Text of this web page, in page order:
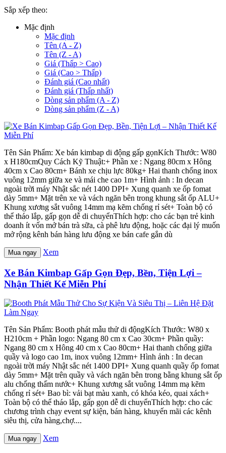
Sắp xếp theo:
Mặc định
Mặc định
Tên (A - Z)
Tên (Z - A)
Giá (Thấp > Cao)
Giá (Cao > Thấp)
Đánh giá (Cao nhất)
Đánh giá (Thấp nhất)
Dòng sản phẩm (A - Z)
Dòng sản phẩm (Z - A)
Tên Sản Phẩm: Xe bán kimbap di động gấp gọnKích Thước: W80
x H180cmQuy Cách Kỹ Thuật:+ Phần xe : Ngang 80cm x Hông
40cm x Cao 80cm+ Bánh xe chịu lực 80kg+ Hai thanh chống inox
vuông 12mm giữa xe và mái che cao 1m+ Hình ảnh : In decan
ngoài trời máy Nhật sắc nét 1400 DPI+ Xung quanh xe ốp fomat
dày 5mm+ Mặt trên xe và vách ngăn bên trong khung sắt ốp ALU+
Khung xương sắt vuông 14mm mạ kẽm chống rỉ sét+ Toàn bộ có
thể tháo lắp, gấp gọn dễ di chuyểnThích hợp: cho các bạn trẻ kinh
doanh ít vốn mở bán trà sữa, cà phê lưu động, hoặc các đại lý muốn
mở rộng kênh bán hàng lưu động xe bán cafe gắn dù
Mua ngay Xem
Xe Bán Kimbap Gấp Gọn Đẹp, Bền, Tiện Lợi –
Nhận Thiết Kế Miễn Phí
Tên Sản Phẩm: Booth phát mẫu thử di độngKích Thước: W80 x
H210cm + Phần logo: Ngang 80 cm x Cao 30cm+ Phần quầy:
Ngang 80 cm x Hông 40 cm x Cao 80cm+ Hai thanh chống giữa
quầy và logo cao 1m, inox vuông 12mm+ Hình ảnh : In decan
ngoài trời máy Nhật sắc nét 1400 DPI+ Xung quanh quầy ốp fomat
dày 5mm+ Mặt trên quầy và vách ngăn bên trong bằng khung sắt ốp
alu chống thấm nước+ Khung xương sắt vuông 14mm mạ kẽm
chống rỉ sét+ Bao bì: vải bạt màu xanh, có khóa kéo, quai xách+
Toàn bộ có thể tháo lắp, gấp gọn dễ di chuyểnThích hợp: cho các
chương trình chạy event sự kiện, bán hàng, khuyến mãi các kênh
siêu thị, cửa hàng,chợ....
Mua ngay Xem